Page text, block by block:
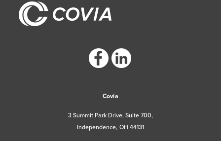
Covia
3 Summit Park Drive, Suite 700,
Independence, OH 44131